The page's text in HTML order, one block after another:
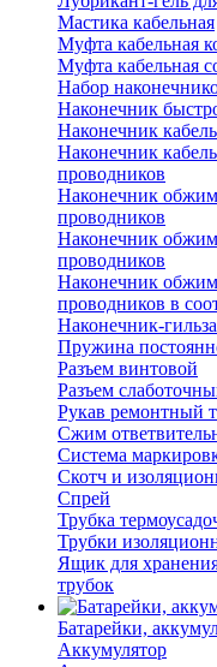
Мастика кабельная
Муфта кабельная
Муфта кабельная
Набор
Наконечник
Наконечник
Наконечник
проводников
Наконечник
проводников
Наконечник
проводников
Наконечник
проводников в
Наконечник-
Пружина
Разъем винтовой
Разъем
Рукав ремонтный
Сжим
Система
Скотч и
Спрей
Трубка
Трубки
Ящик для
трубок
Батарейки,
Аккумулятор